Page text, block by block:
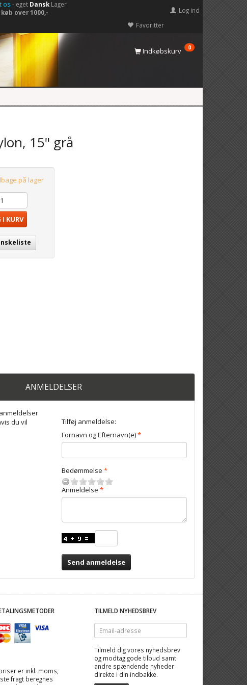
os - eget DanskLager
køb over 1000,-
Favoritter
Log ind
Indkøbskurv 0
15" grå
på lager
KURV
ANMELDELSER
du vil
Tilføj anmeldelse:
Fornavn og Efternavn(e)
Bedømmelse
Anmeldelse
Send anmeldelse
er inkl. moms,
fragt beregnes
TILMELD NYHEDSBREV
Email-
adresse
Tilmeld dig vores nyhedsbrev
og modtag gode tilbud samt
andre spændende nyheder
direkte i din indbakke.